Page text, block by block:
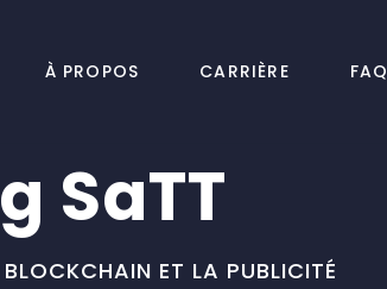
À PROPOS CARRIÈRE FAQ
SaTT
ET LA PUBLICITÉ